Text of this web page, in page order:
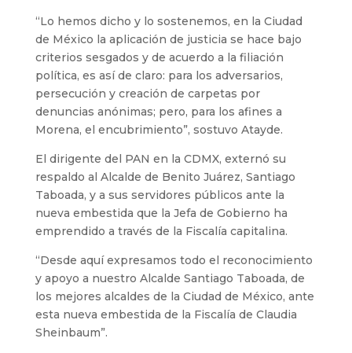
“Lo hemos dicho y lo sostenemos, en la Ciudad
de México la aplicación de justicia se hace bajo
criterios sesgados y de acuerdo a la filiación
política, es así de claro: para los adversarios,
persecución y creación de carpetas por
denuncias anónimas; pero, para los afines a
Morena, el encubrimiento”, sostuvo Atayde.
El dirigente del PAN en la CDMX, externó su
respaldo al Alcalde de Benito Juárez, Santiago
Taboada, y a sus servidores públicos ante la
nueva embestida que la Jefa de Gobierno ha
emprendido a través de la Fiscalía capitalina.
“Desde aquí expresamos todo el reconocimiento
y apoyo a nuestro Alcalde Santiago Taboada, de
los mejores alcaldes de la Ciudad de México, ante
esta nueva embestida de la Fiscalía de Claudia
Sheinbaum”.